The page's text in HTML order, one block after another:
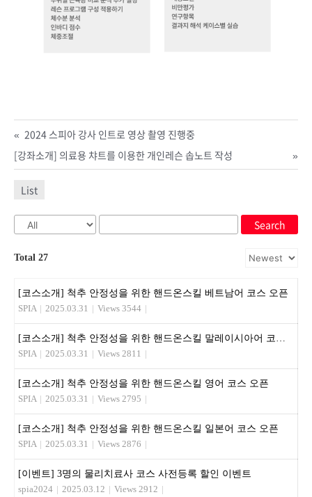
« 2024 스피아 강사 인트로 영상 촬영 진행중
[강좌소개] 의료용 챠트를 이용한 개인레슨 솝노트 작성
»
List
Search
Total 27
[코스소개] 척추 안정성을 위한 핸드온스킬 베트남어 코스 오픈
SPIA | 2025.03.31 | Views 3544 |
[코스소개] 척추 안정성을 위한 핸드온스킬 말레이시아어 코스 오픈
SPIA | 2025.03.31 | Views 2811 |
[코스소개] 척추 안정성을 위한 핸드온스킬 영어 코스 오픈
SPIA | 2025.03.31 | Views 2795 |
[코스소개] 척추 안정성을 위한 핸드온스킬 일본어 코스 오픈
SPIA | 2025.03.31 | Views 2876 |
[이벤트] 3명의 물리치료사 코스 사전등록 할인 이벤트
spia2024 | 2025.03.12 | Views 2912 |